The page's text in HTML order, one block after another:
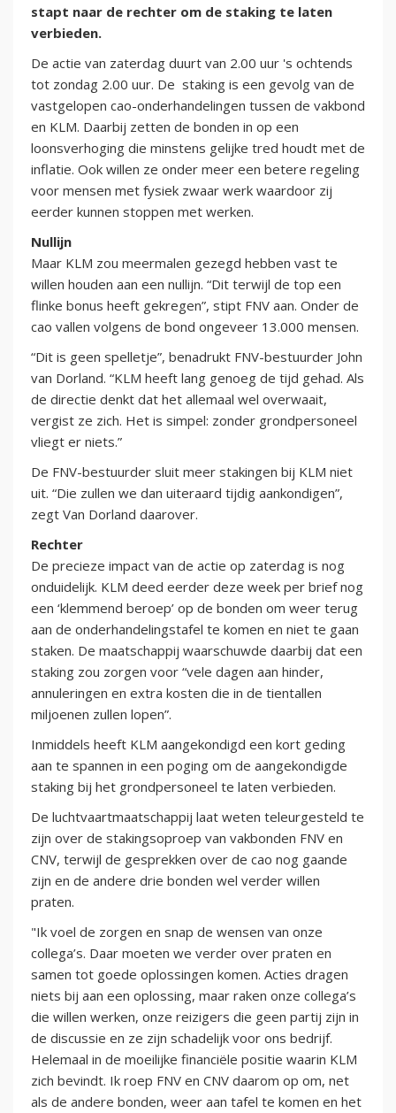
stapt naar de rechter om de staking te laten
verbieden.
De actie van zaterdag duurt van 2.00 uur 's ochtends
tot zondag 2.00 uur. De staking is een gevolg van de
vastgelopen cao-onderhandelingen tussen de vakbond
en KLM. Daarbij zetten de bonden in op een
loonsverhoging die minstens gelijke tred houdt met de
inflatie. Ook willen ze onder meer een betere regeling
voor mensen met fysiek zwaar werk waardoor zij
eerder kunnen stoppen met werken.
Nullijn
Maar KLM zou meermalen gezegd hebben vast te
willen houden aan een nullijn. “Dit terwijl de top een
flinke bonus heeft gekregen”, stipt FNV aan. Onder de
cao vallen volgens de bond ongeveer 13.000 mensen.
“Dit is geen spelletje”, benadrukt FNV-bestuurder John
van Dorland. “KLM heeft lang genoeg de tijd gehad. Als
de directie denkt dat het allemaal wel overwaait,
vergist ze zich. Het is simpel: zonder grondpersoneel
vliegt er niets.”
De FNV-bestuurder sluit meer stakingen bij KLM niet
uit. “Die zullen we dan uiteraard tijdig aankondigen”,
zegt Van Dorland daarover.
Rechter
De precieze impact van de actie op zaterdag is nog
onduidelijk. KLM deed eerder deze week per brief nog
een ‘klemmend beroep’ op de bonden om weer terug
aan de onderhandelingstafel te komen en niet te gaan
staken. De maatschappij waarschuwde daarbij dat een
staking zou zorgen voor “vele dagen aan hinder,
annuleringen en extra kosten die in de tientallen
miljoenen zullen lopen”.
Inmiddels heeft KLM aangekondigd een kort geding
aan te spannen in een poging om de aangekondigde
staking bij het grondpersoneel te laten verbieden.
De luchtvaartmaatschappij laat weten teleurgesteld te
zijn over de stakingsoproep van vakbonden FNV en
CNV, terwijl de gesprekken over de cao nog gaande
zijn en de andere drie bonden wel verder willen
praten.
"Ik voel de zorgen en snap de wensen van onze
collega’s. Daar moeten we verder over praten en
samen tot goede oplossingen komen. Acties dragen
niets bij aan een oplossing, maar raken onze collega’s
die willen werken, onze reizigers die geen partij zijn in
de discussie en ze zijn schadelijk voor ons bedrijf.
Helemaal in de moeilijke financiële positie waarin KLM
zich bevindt. Ik roep FNV en CNV daarom op om, net
als de andere bonden, weer aan tafel te komen en het